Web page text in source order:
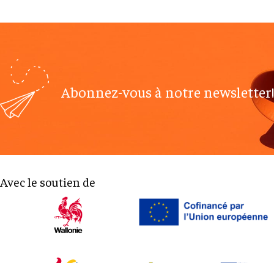
Abonnez-vous à notre newsletter!
Avec le soutien de